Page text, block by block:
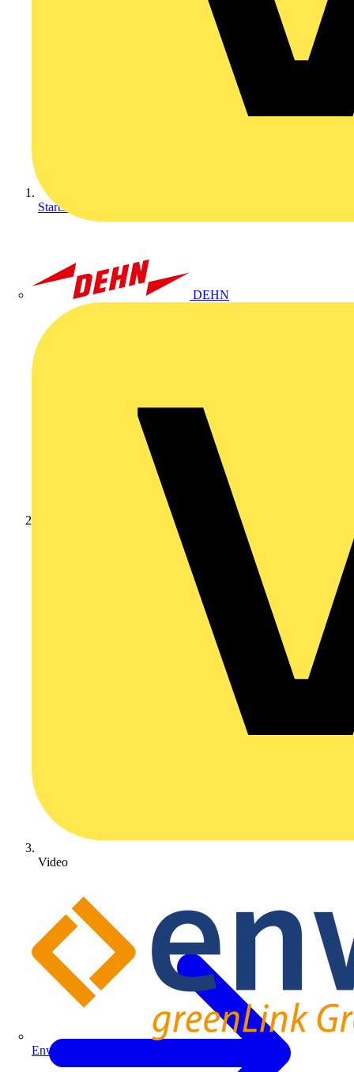
DEHN
Enwitec
Startseite
Video